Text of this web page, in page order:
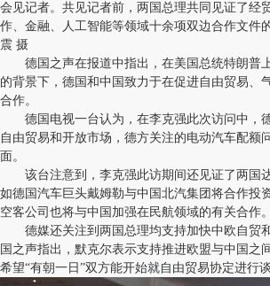
会见记者。共见记者前，两国总理共同见证了经
作、金融、人工智能等领域十余项双边合作文件
震 摄
德国之声在报道中指出，在美国总统特朗普
的背景下，德国和中国致力于在促进自由贸易、
合作。
德国电视一台认为，在李克强此次访问中，
自由贸易和开放市场，德方关注的电动汽车配额
面。
该台注意到，李克强此访期间还见证了两国达
如德国汽车巨头戴姆勒与中国北汽集团将合作投
空客公司也将与中国加强在民航领域的有关合作。
德媒还关注到两国总理均支持加快中欧自贸
国之声指出，默克尔表示支持推进欧盟与中国之
希望“有朝一日”双方能开始就自由贸易协定进行谈